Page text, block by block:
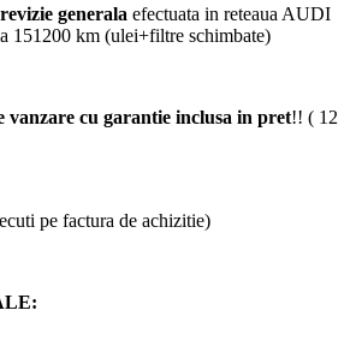
generala efectuata in reteaua AUDI
151200 km (ulei+filtre schimbate)
vanzare cu garantie inclusa in pret!! ( 12
pe factura de achizitie)